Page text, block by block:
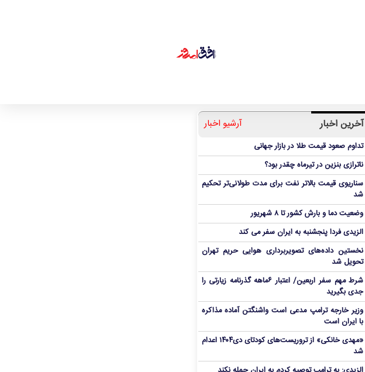
آخرین اخبار آرشیو اخبار
تداوم صعود قیمت طلا در بازار جهانی
ناترازی بنزین در تیرماه چقدر بود؟
سناریوی قیمت بالاتر نفت برای مدت طولانی‌تر تحکیم
شد
وضعیت دما و بارش کشور تا ۸ شهریور
الزیدی فردا پنجشنبه به ایران سفر می کند
نخستین داده‌های تصویربرداری هوایی حریم تهران
تحویل شد
شرط مهم سفر اربعین/ اعتبار ۶ماهه گذرنامه زیارتی را
جدی بگیرید
وزیر خارجه ترامپ مدعی است واشنگتن آماده مذاکره
با ایران است
«مهدی خانکی» از تروریست‌های کودتای دی۱۴۰۴ اعدام
شد